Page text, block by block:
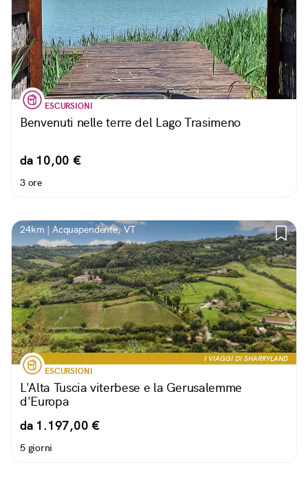
ESCURSIONI
Benvenuti nelle terre del Lago Trasimeno
da 10,00 €
3 ore
24km | Acquapendente, VT
I VIAGGI DI SHARRYLAND
ESCURSIONI
L'Alta Tuscia viterbese e la Gerusalemme
d'Europa
da 1.197,00 €
5 giorni